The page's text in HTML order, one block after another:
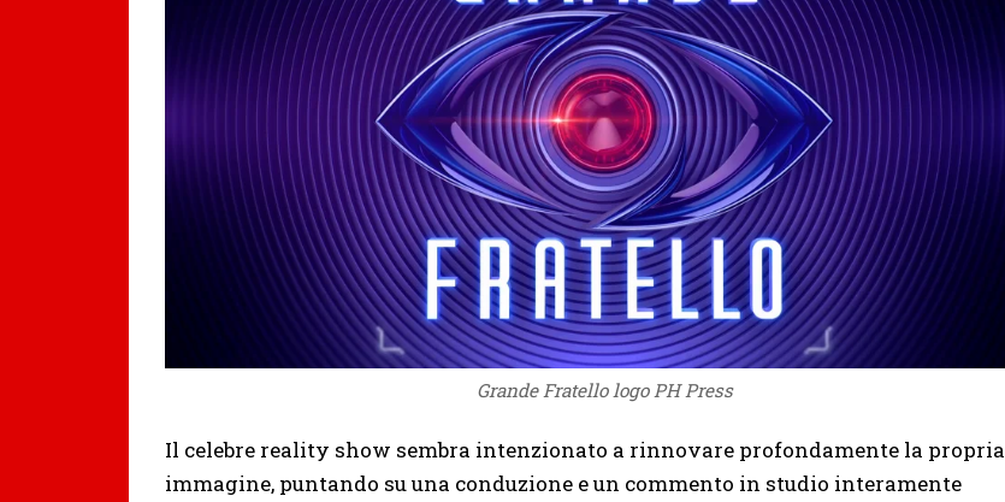
Grande Fratello logo PH Press
Il celebre reality show sembra intenzionato a rinnovare profondamente la propria
immagine, puntando su una conduzione e un commento in studio interamente